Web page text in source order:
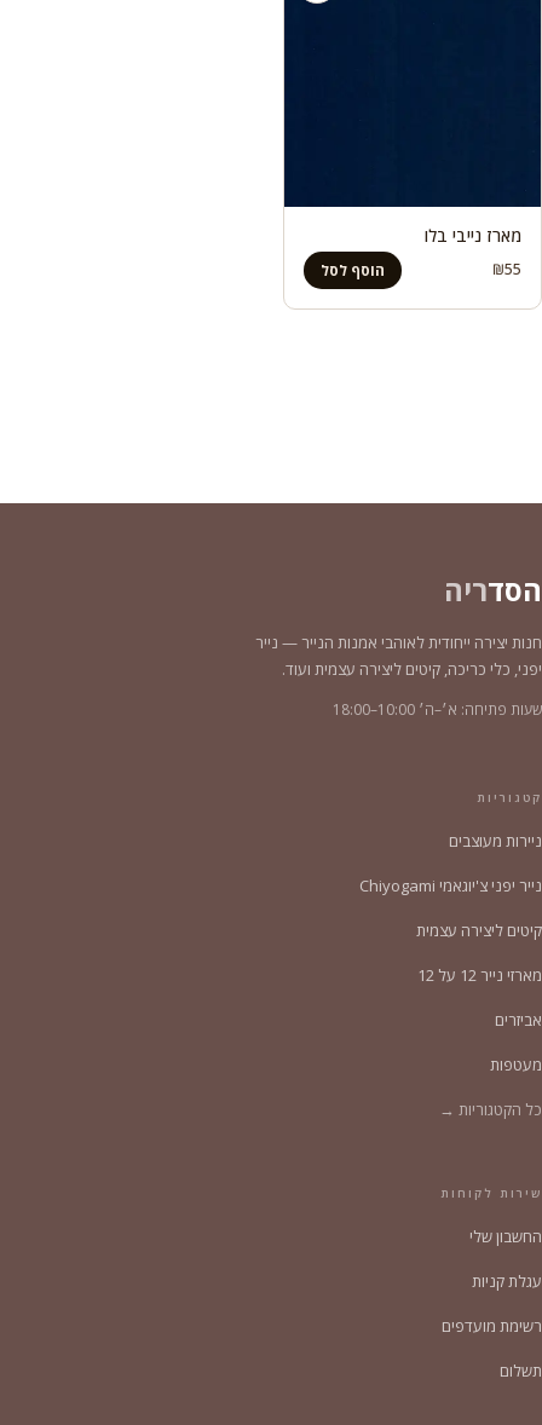
מארז נייבי בלו
₪55 הוסף לסל
הסדריה
חנות יצירה ייחודית לאוהבי אמנות הנייר — נייר
יפני, כלי כריכה, קיטים ליצירה עצמית ועוד.
שעות פתיחה: א׳–ה׳ 10:00–18:00
קטגוריות
ניירות מעוצבים
נייר יפני צ'יוגאמי Chiyogami
קיטים ליצירה עצמית
מארזי נייר 12 על 12
אביזרים
מעטפות
כל הקטגוריות →
שירות לקוחות
החשבון שלי
עגלת קניות
רשימת מועדפים
תשלום